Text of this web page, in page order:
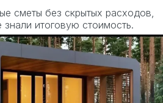
сметы без скрытых расходов,
знали итоговую стоимость.